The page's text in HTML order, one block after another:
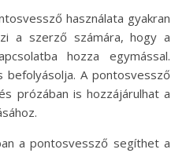
használata gyakran
a szerző számára, hogy a
hozza egymással.
befolyásolja. A pontosvessző
prózában is hozzájárulhat a
a pontosvessző segíthet a